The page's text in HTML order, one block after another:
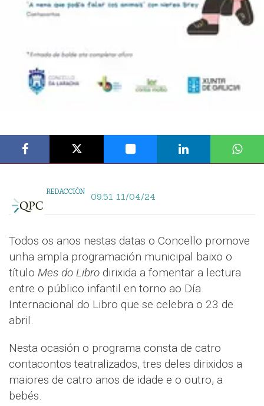
REDACCIÓN 09:51 11/04/24
Todos os anos nestas datas o Concello promove
unha ampla programación municipal baixo o
título Mes do Libro dirixida a fomentar a lectura
entre o público infantil en torno ao Día
Internacional do Libro que se celebra o 23 de
abril.
Nesta ocasión o programa consta de catro
contacontos teatralizados, tres deles dirixidos a
maiores de catro anos de idade e o outro, a
bebés.